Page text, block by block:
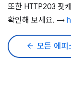
또한 HTTP203 팟
확인해 보세요. →
arrow_back 모든 에피